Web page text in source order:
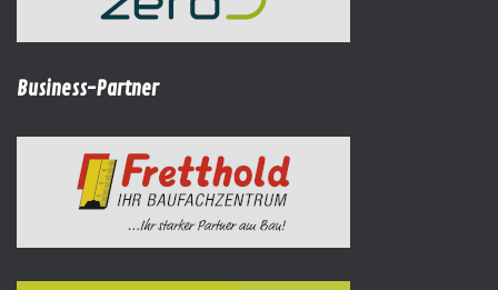
Business-Partner